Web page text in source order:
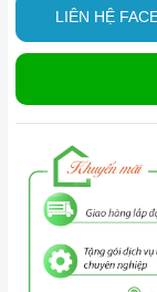
LIÊN HỆ